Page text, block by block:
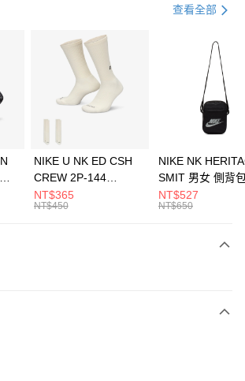
21家銀行
第一商業銀行
彰化商業銀行
付」】
服務後，再付款。
結帳流程】
先享後付」後，將跳轉至「AFTEE先享後付」
含以上)免運費
含以上)免運費
查看全部
NIKE U NK ED CSH
CREW 2P-144
EMBRDY 男女 短統襪
FZ3073133
NT$365
NT$450
NIKE NK
SMIT 男女 側背
BA5871010
NT$527
NT$650